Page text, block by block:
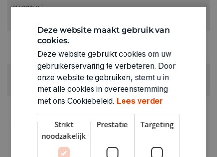
RUBRIEK:
GEWICHT
ARTIKELNUMMER
Deze website maakt gebruik van
cookies.
Deze website gebruikt cookies om uw
gebruikerservaring te verbeteren. Door
onze website te gebruiken, stemt u in
met alle cookies in overeenstemming
met ons Cookiebeleid. Lees verder
Strikt
noodzakelijk
Prestatie Targeting